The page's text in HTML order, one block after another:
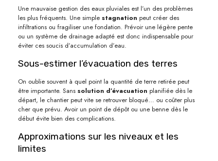
Une mauvaise gestion des eaux pluviales est l’un des problèmes
les plus fréquents. Une simple stagnation peut créer des
infiltrations ou fragiliser une fondation. Prévoir une légère pente
ou un système de drainage adapté est donc indispensable pour
éviter ces soucis d’accumulation d’eau.
Sous-estimer l’évacuation des terres
On oublie souvent à quel point la quantité de terre retirée peut
être importante. Sans solution d’évacuation planifiée dès le
départ, le chantier peut vite se retrouver bloqué… ou coûter plus
cher que prévu. Avoir un point de dépôt ou une benne dès le
début évite bien des complications.
Approximations sur les niveaux et les
limites